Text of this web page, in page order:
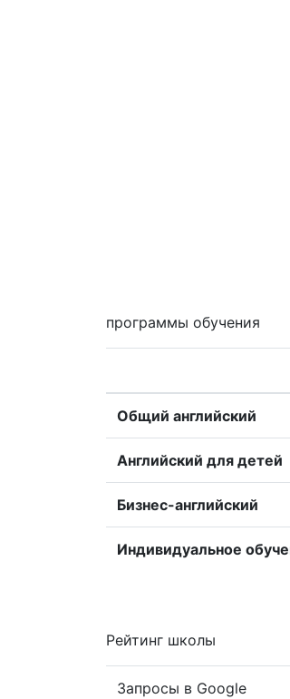
программы обучения
Общий английский
Английский для детей
Бизнес-английский
Индивидуальное
Рейтинг школы
Запросы в Google